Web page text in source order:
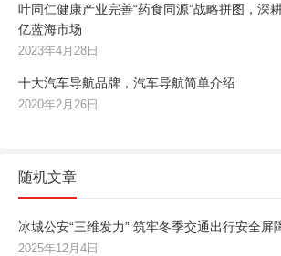
叶同仁健康产业完善“药食同源”战略拼图，深
亿蓝海市场
2023年4月28日
十大汽车导航品牌，汽车导航简单介绍
2020年2月26日
随机文章
冰城公安“三维发力” 筑牢冬季交通出行安全屏
2025年12月4日